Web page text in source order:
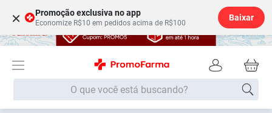
× Promoção exclusiva no app
Economize R$10 em pedidos acima de R$100
Baixar
O que você está buscando?